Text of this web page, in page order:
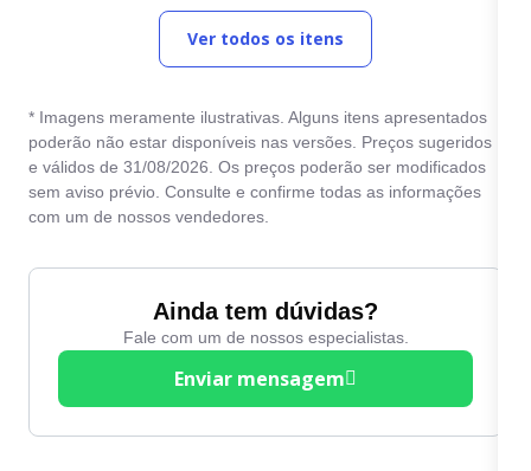
Ver todos os itens
* Imagens meramente ilustrativas. Alguns itens apresentados
poderão não estar disponíveis nas versões. Preços sugeridos
e válidos de 31/08/2026. Os preços poderão ser modificados
sem aviso prévio. Consulte e confirme todas as informações
com um de nossos vendedores.
Ainda tem dúvidas?
Fale com um de nossos especialistas.
Enviar mensagem